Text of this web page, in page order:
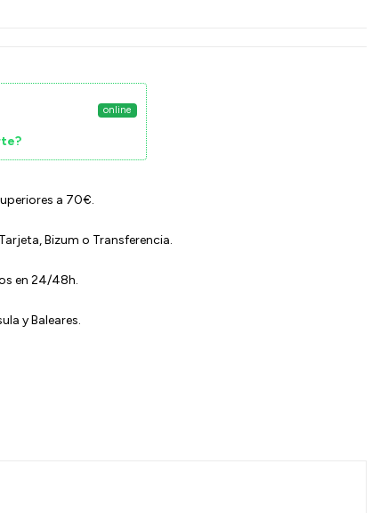
online
a 70€.
Bizum o Transferencia.
en 24/48h.
y Baleares.